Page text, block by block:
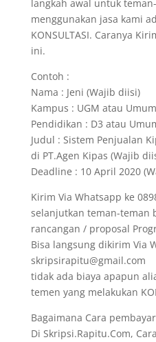
langkah awal untuk
menggunakan jasa kami
KONSULTASI. Caranya
ini.
Contoh :
Nama : Jeni (Wajib diisi)
Kampus : UGM atau
Pendidikan : D3 atau
Judul : Sistem Penjualan
di PT.Agen Kipas (Wajib
Deadline : 10 April 2020
Kirim Via Whatsapp ke
selanjutkan teman-teman
rancangan / proposal
Bisa langsung dikirim Via
skripsirapitu@gmail.com
tidak ada biaya apapun
temen yang melakukan
Bagaimana Cara
Di Skripsi.Rapitu.Com,